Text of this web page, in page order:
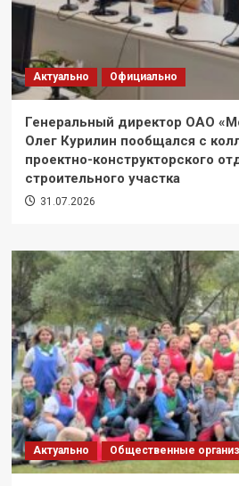
Актуально Официально
Генеральный директор ОАО
Олег Курилин пообщался с
проектно-конструкторского
строительного участка
31.07.2026
Актуально Общественные